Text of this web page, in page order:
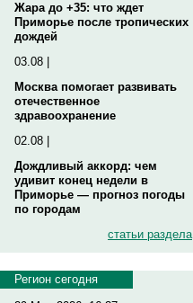
Жара до +35: что ждет
Приморье после тропических
дождей
03.08 |
Москва помогает развивать
отечественное
здравоохранение
02.08 |
Дождливый аккорд: чем
удивит конец недели в
Приморье — прогноз погоды
по городам
статьи раздела
Регион сегодня